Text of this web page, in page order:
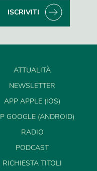
ISCRIVITI
ATTUALITÀ
NEWSLETTER
APP APPLE (IOS)
GOOGLE (ANDROID)
RADIO
PODCAST
RICHIESTA TITOLI